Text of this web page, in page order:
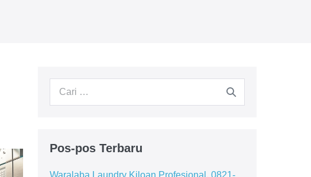
Pencarian
Pos-pos Terbaru
Waralaba Laundry Kiloan Profesional, 0821-